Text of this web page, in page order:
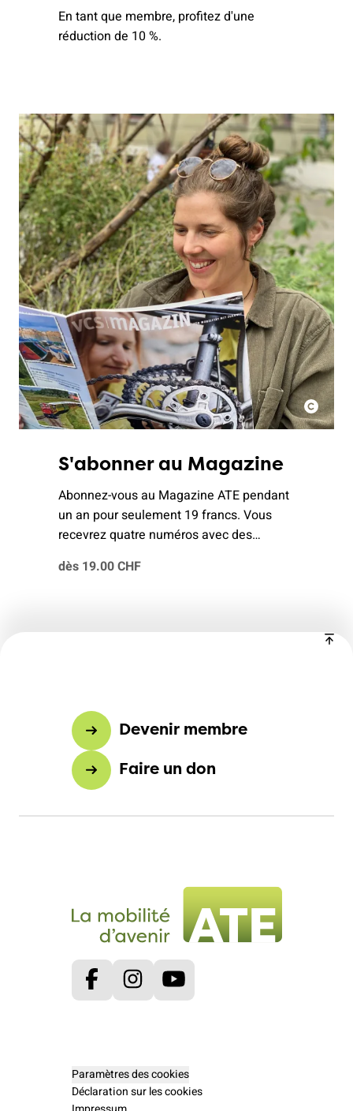
En tant que membre, profitez d'une
réduction de 10 %.
S'abonner au Magazine
Abonnez-vous au Magazine ATE pendant
un an pour seulement 19 francs. Vous
recevrez quatre numéros avec des
tels que la mobilité, les voyages
dès 19.00 CHF
Devenir membre
Faire un don
FacebookInstagram
Paramètres des cookies
Déclaration sur les cookies